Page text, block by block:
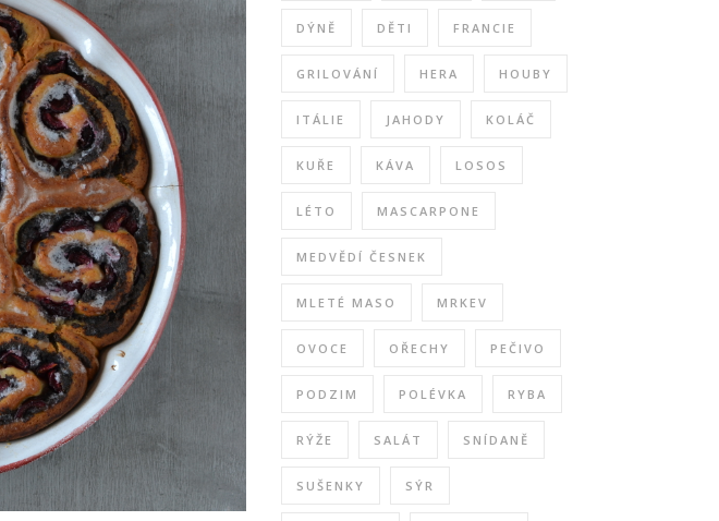
DÝNĚ DĚTI FRANCIE
GRILOVÁNÍ HERA HOUBY
ITÁLIE JAHODY KOLÁČ
KUŘE KÁVA LOSOS
LÉTO MASCARPONE
MEDVĚDÍ ČESNEK
MLETÉ MASO MRKEV
OVOCE OŘECHY PEČIVO
PODZIM POLÉVKA RYBA
RÝŽE SALÁT SNÍDANĚ
SUŠENKY SÝR